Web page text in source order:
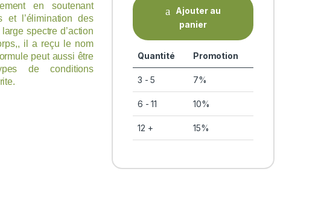
en soutenant
et l’élimination des
spectre d’action
il a reçu le nom
peut aussi être
de conditions
Ajouter au
panier
Quantité Promotion
3 - 5 7%
6 - 11 10%
12 + 15%